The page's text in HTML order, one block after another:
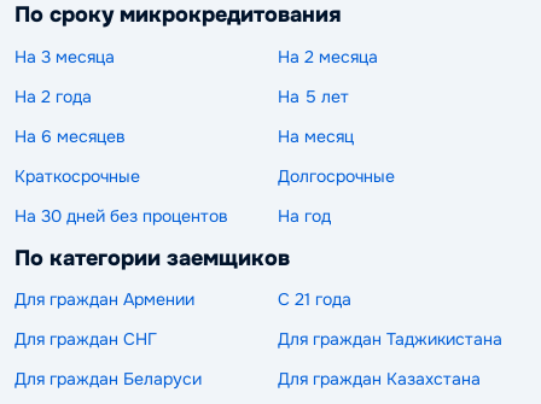
По сроку микрокредитования
На 3 месяца
На 2 месяца
На 2 года
На 5 лет
На 6 месяцев
На месяц
Краткосрочные
Долгосрочные
На 30 дней без процентов
На год
По категории заемщиков
Для граждан Армении
С 21 года
Для граждан СНГ
Для граждан Таджикистана
Для граждан Беларуси
Для граждан Казахстана